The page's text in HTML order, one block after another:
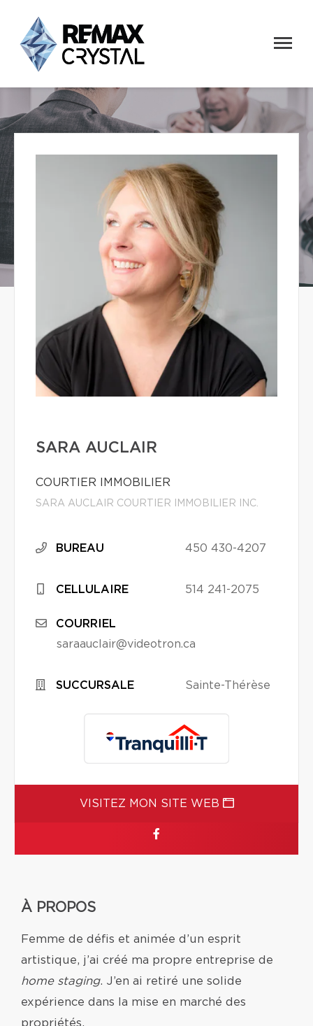
SARA AUCLAIR
COURTIER IMMOBILIER
SARA AUCLAIR COURTIER IMMOBILIER INC.
BUREAU 450 430-4207
CELLULAIRE 514 241-2075
COURRIEL
saraauclair@videotron.ca
SUCCURSALE Sainte-Thérèse
VISITEZ MON SITE WEB
À PROPOS
Femme de défis et animée d’un esprit
artistique, j’ai créé ma propre entreprise de
home staging. J’en ai retiré une solide
expérience dans la mise en marché des
propriétés.